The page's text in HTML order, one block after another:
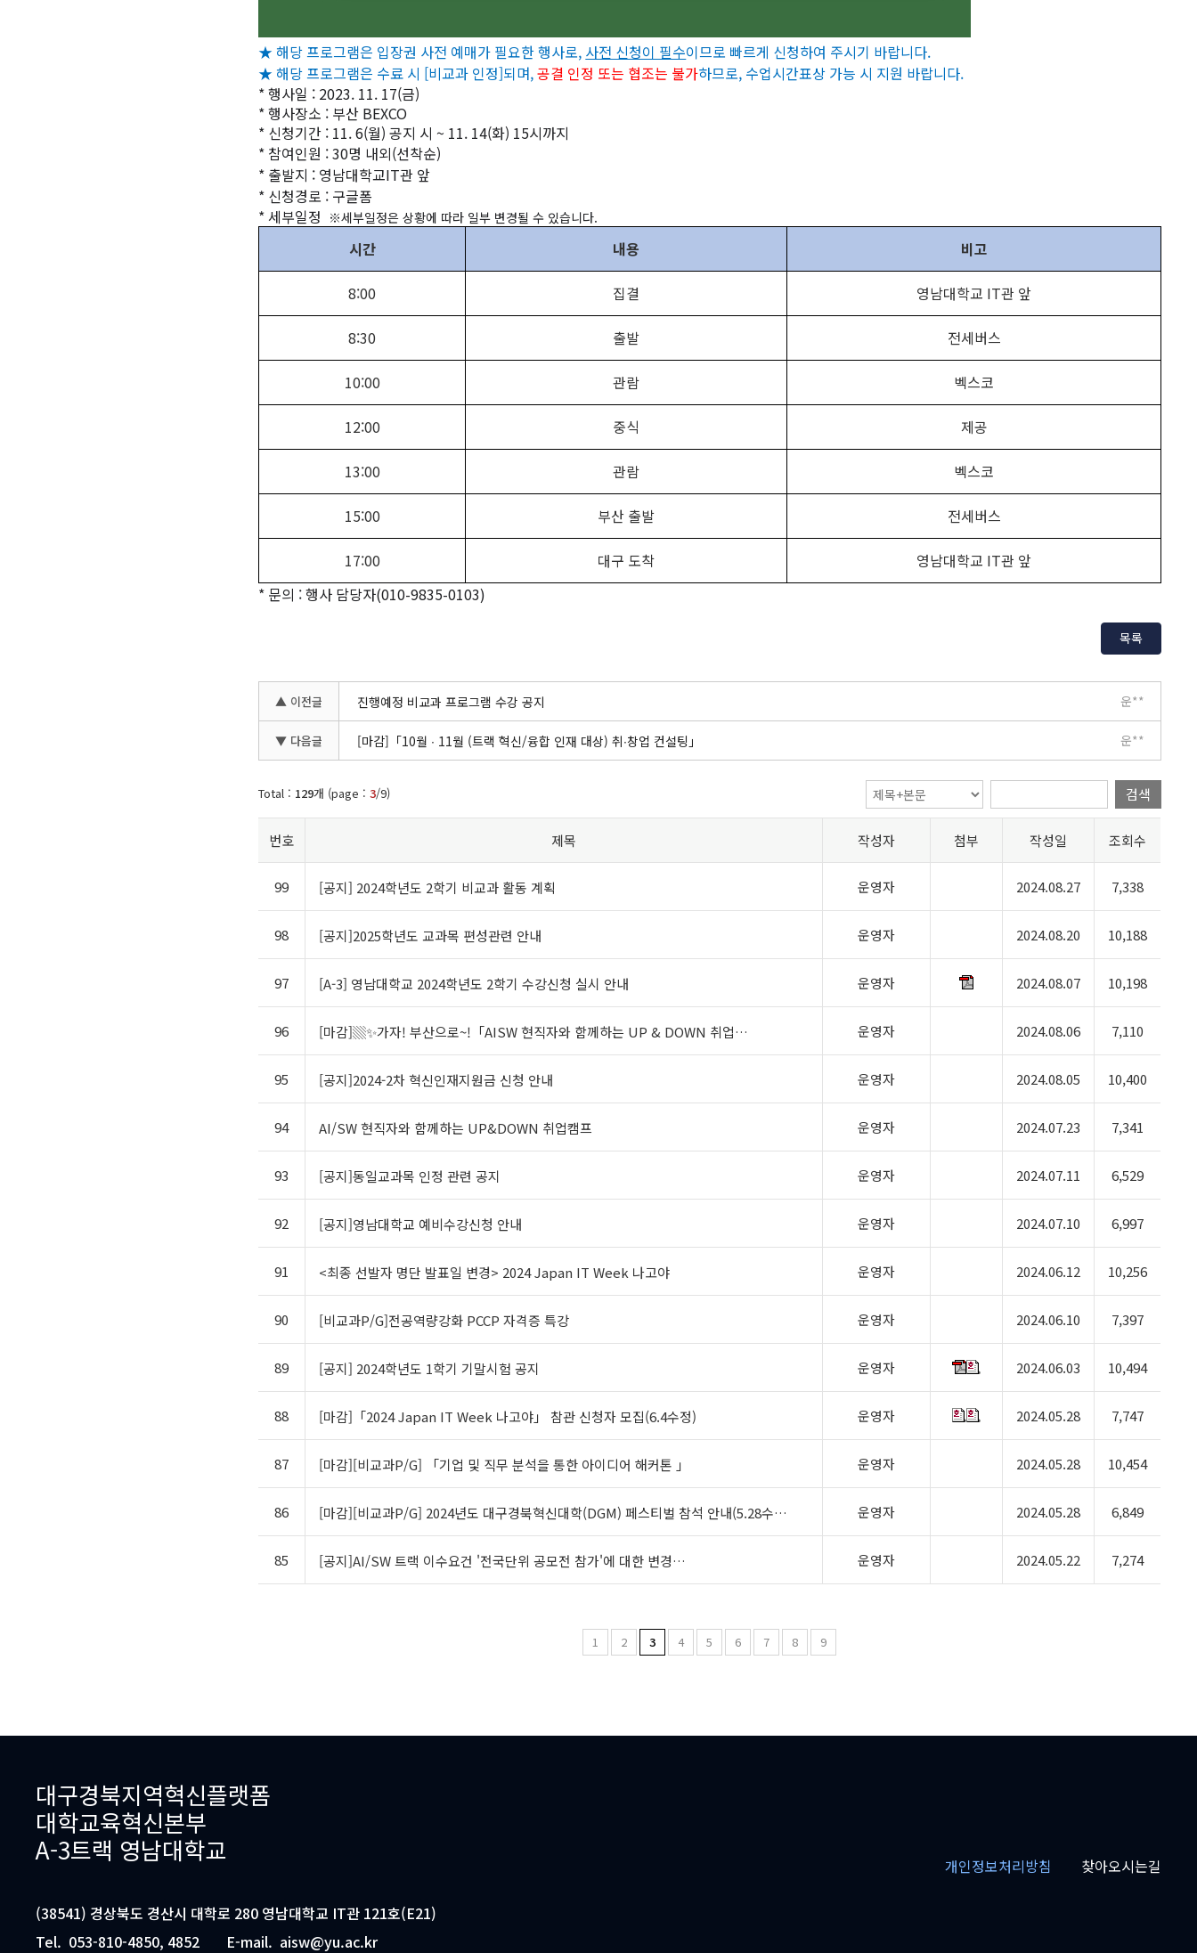
★ 해당 프로그램은 입장권 사전 예매가 필요한 행사로, 사전 신청이 필수이므로 빠르게 신청하여 주시기 바랍니다.
★ 해당 프로그램은 수료 시 [비교과 인정]되며,공결 인정 또는 협조는 불가하므로, 수업시간표상 가능 시 지원 바랍니다.
*행사일 : 2023. 11. 17(금)
*행사장소 : 부산 BEXCO
* 신청기간 : 11. 6(월) 공지 시 ~ 11. 14(화) 15시까지
* 참여인원 : 30명 내외(선착순)
* 출발지 : 영남대학교IT관 앞
* 신청경로 : 구글폼
*세부일정 ※세부일정은 상황에 따라 일부 변경될 수 있습니다.
시간 내용 비고
8:00 집결 영남대학교 IT관 앞
8:30 출발 전세버스
10:00 관람 벡스코
12:00 중식 제공
13:00 관람 벡스코
15:00 부산 출발 전세버스
17:00 대구 도착
영남대학교 IT관 앞
* 문의 : 행사 담당자(010-9835-0103)
목록
▲ 이전글 진행예정 비교과 프로그램 수강 공지 운**
▼ 다음글 [마감]「10월 ∙ 11월 (트랙 혁신/융합 인재 대상) 취∙창업 컨설팅」 운**
Total : 129개 (page :3/9) 검색
번호 제목 작성자 첨부 작성일 조회수
99 [공지] 2024학년도 2학기 비교과 활동 계획 운영자 2024.08.27 7,338
98 [공지]2025학년도 교과목 편성관련 안내 운영자 2024.08.20 10,188
97 [A-3] 영남대학교 2024학년도 2학기 수강신청 실시 안내 운영자 2024.08.07 10,198
96 [마감]▒✨가자! 부산으로~!「AISW 현직자와 함께하는 UP & DOWN 취업… 운영자 2024.08.06 7,110
95 [공지]2024-2차 혁신인재지원금 신청 안내 운영자 2024.08.05 10,400
94 AI/SW 현직자와 함께하는 UP&DOWN 취업캠프 운영자 2024.07.23 7,341
93 [공지]동일교과목 인정 관련 공지 운영자 2024.07.11 6,529
92 [공지]영남대학교 예비수강신청 안내 운영자 2024.07.10 6,997
91 <최종 선발자 명단 발표일 변경> 2024 Japan IT Week 나고야 운영자 2024.06.12 10,256
90 [비교과P/G]전공역량강화 PCCP 자격증 특강 운영자 2024.06.10 7,397
89 [공지] 2024학년도 1학기 기말시험 공지 운영자 2024.06.03 10,494
88 [마감]「2024 Japan IT Week 나고야」 참관 신청자 모집(6.4수정) 운영자 2024.05.28 7,747
87 [마감][비교과P/G] 「기업 및 직무 분석을 통한 아이디어 해커톤 」 운영자 2024.05.28 10,454
86 [마감][비교과P/G] 2024년도 대구경북혁신대학(DGM) 페스티벌 참석 안내(5.28수… 운영자 2024.05.28 6,849
85 [공지]AI/SW 트랙 이수요건 '전국단위 공모전 참가'에 대한 변경… 운영자 2024.05.22 7,274
1 2 3 4 5 6 7 8 9
대구경북지역혁신플랫폼
대학교육혁신본부
A-3트랙 영남대학교
(38541) 경상북도 경산시 대학로 280 영남대학교 IT관 121호(E21)
Tel. 053-810-4850, 4852 E-mail. aisw@yu.ac.kr
개인정보처리방침 찾아오시는길